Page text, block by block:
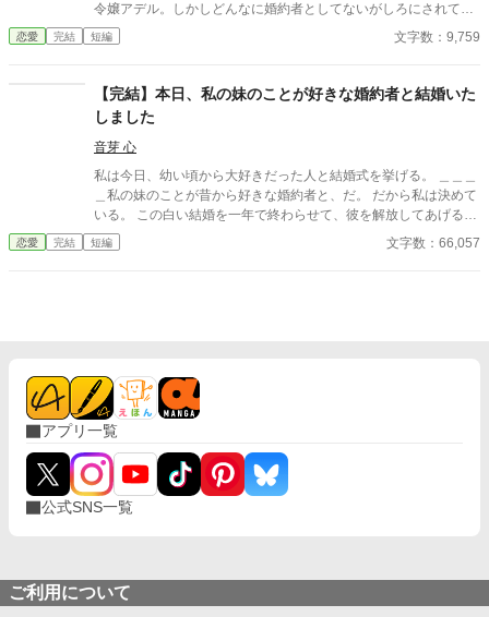
令嬢アデル。しかしどんなに婚約者としてないがしろにされても
女性としての誇りを傷つけられても彼女は平気だった。なぜなら
大切な「心の拠り所」があるから……。しかし、王立学園の卒業
を受けるのだった―― ※神視点。■なろうにも別タイトルで重
複投稿←【ジャンル日間4位】。
恋愛 完結 短編 文字数：9,759
【完結】本日、私の妹のことが好きな婚約者と結婚いた
しました
音芽 心
私は今日、幼い頃から大好きだった人と結婚式を挙げる。 ＿＿＿
＿私の妹のことが昔から好きな婚約者と、だ。 だから私は決めて
いる。 この白い結婚を一年で終わらせて、彼を解放してあげるこ
とを。 彼の気持ちを直接聞いたことはないけれど……きっとその
方が、彼も喜ぶだろうから。 ……これは、恋を諦めていた令嬢
恋愛 完結 短編 文字数：66,057
アプリ一覧
公式SNS一覧
ご利用について